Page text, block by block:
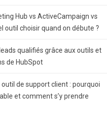
Hub vs ActiveCampaign vs
outil choisir quand on débute ?
qualifiés grâce aux outils et
de HubSpot
de support client : pourquoi
et comment s’y prendre